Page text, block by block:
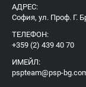
АДРЕС:
София, ул. Проф. Г.
ТЕЛЕФОН:
+359 (2) 439 40 70
ИМЕЙЛ:
pspteam@psp-